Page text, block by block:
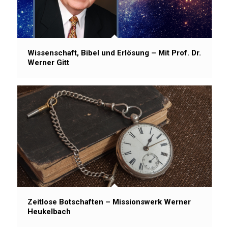
Wissenschaft, Bibel und Erlösung – Mit Prof. Dr.
Werner Gitt
Zeitlose Botschaften – Missionswerk Werner
Heukelbach